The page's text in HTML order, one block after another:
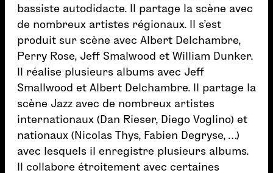
bassiste autodidacte. Il partage la scène avec
de nombreux artistes régionaux. Il s’est
produit sur scène avec Albert Delchambre,
Perry Rose, Jeff Smalwood et William Dunker.
Il réalise plusieurs albums avec Jeff
Smallwood et Albert Delchambre. Il partage la
scène Jazz avec de nombreux artistes
internationaux (Dan Rieser, Diego Voglino) et
nationaux (Nicolas Thys, Fabien Degryse, …)
avec lesquels il enregistre plusieurs albums.
Il collabore étroitement avec certaines